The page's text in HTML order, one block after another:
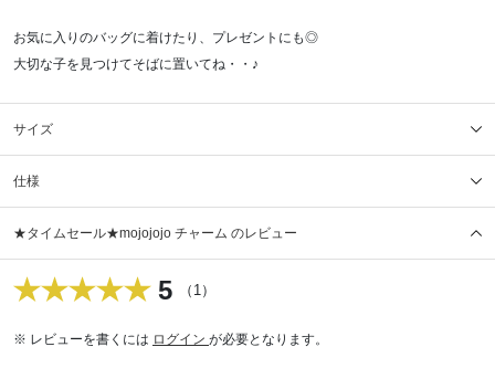
お気に入りのバッグに着けたり、プレゼントにも◎
大切な子を見つけてそばに置いてね・・♪
サイズ
仕様
★タイムセール★mojojojo チャーム のレビュー
5 （1）
※ レビューを書くには ログイン が必要となります。